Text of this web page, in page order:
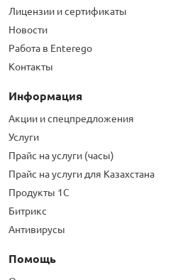
Лицензии и сертификаты
Новости
Работа в Enterego
Контакты
Информация
Акции и спецпредложения
Услуги
Прайс на услуги (часы)
Прайс на услуги для Казахстана
Продукты 1С
Битрикс
Антивирусы
Помощь